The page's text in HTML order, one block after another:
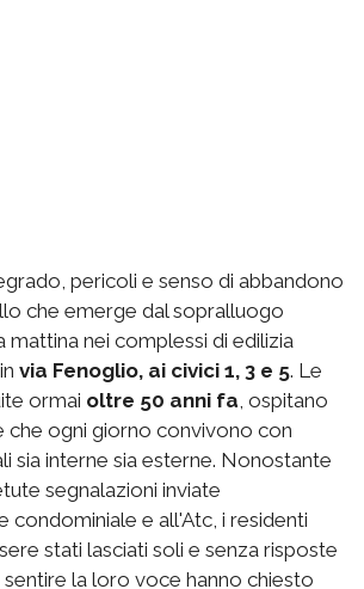
pericoli e senso di abbandono
che emerge dal sopralluogo
nei complessi di edilizia
via Fenoglio, ai civici 1, 3 e 5. Le
ormai oltre 50 anni fa , ospitano
che ogni giorno convivono con
sia interne sia esterne. Nonostante
segnalazioni inviate
condominiale e all'Atc, i residenti
stati lasciati soli e senza risposte
la loro voce hanno chiesto